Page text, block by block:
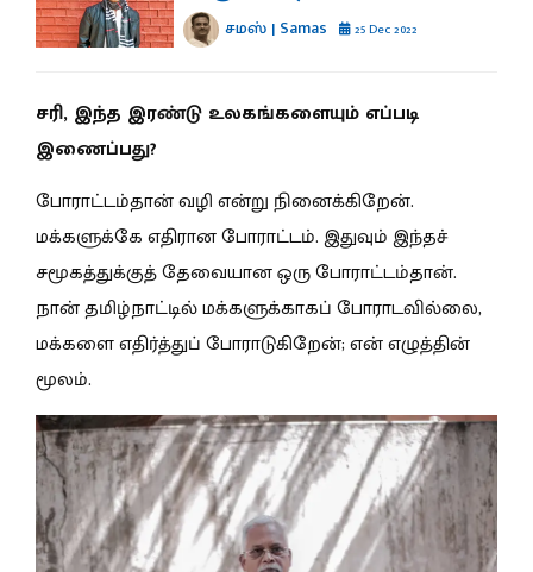
சமஸ் | Samas 25 Dec 2022
சரி, இந்த இரண்டு உலகங்களையும் எப்படி
இணைப்பது?
போராட்டம்தான் வழி என்று நினைக்கிறேன்.
மக்களுக்கே எதிரான போராட்டம். இதுவும் இந்தச்
சமூகத்துக்குத் தேவையான ஒரு போராட்டம்தான்.
நான் தமிழ்நாட்டில் மக்களுக்காகப் போராடவில்லை,
மக்களை எதிர்த்துப் போராடுகிறேன்; என் எழுத்தின்
மூலம்.